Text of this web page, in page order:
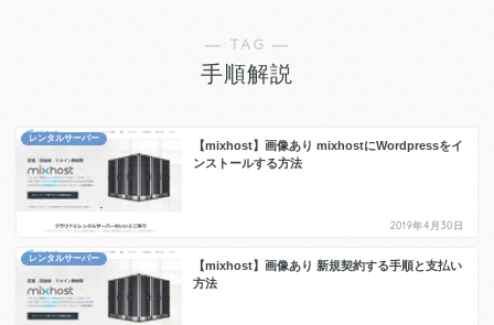
― TAG ―
手順解説
レンタルサーバー
【mixhost】画像あり mixhostにWordpressをイ
ンストールする方法
2019年4月30日
レンタルサーバー
【mixhost】画像あり 新規契約する手順と支払い
方法